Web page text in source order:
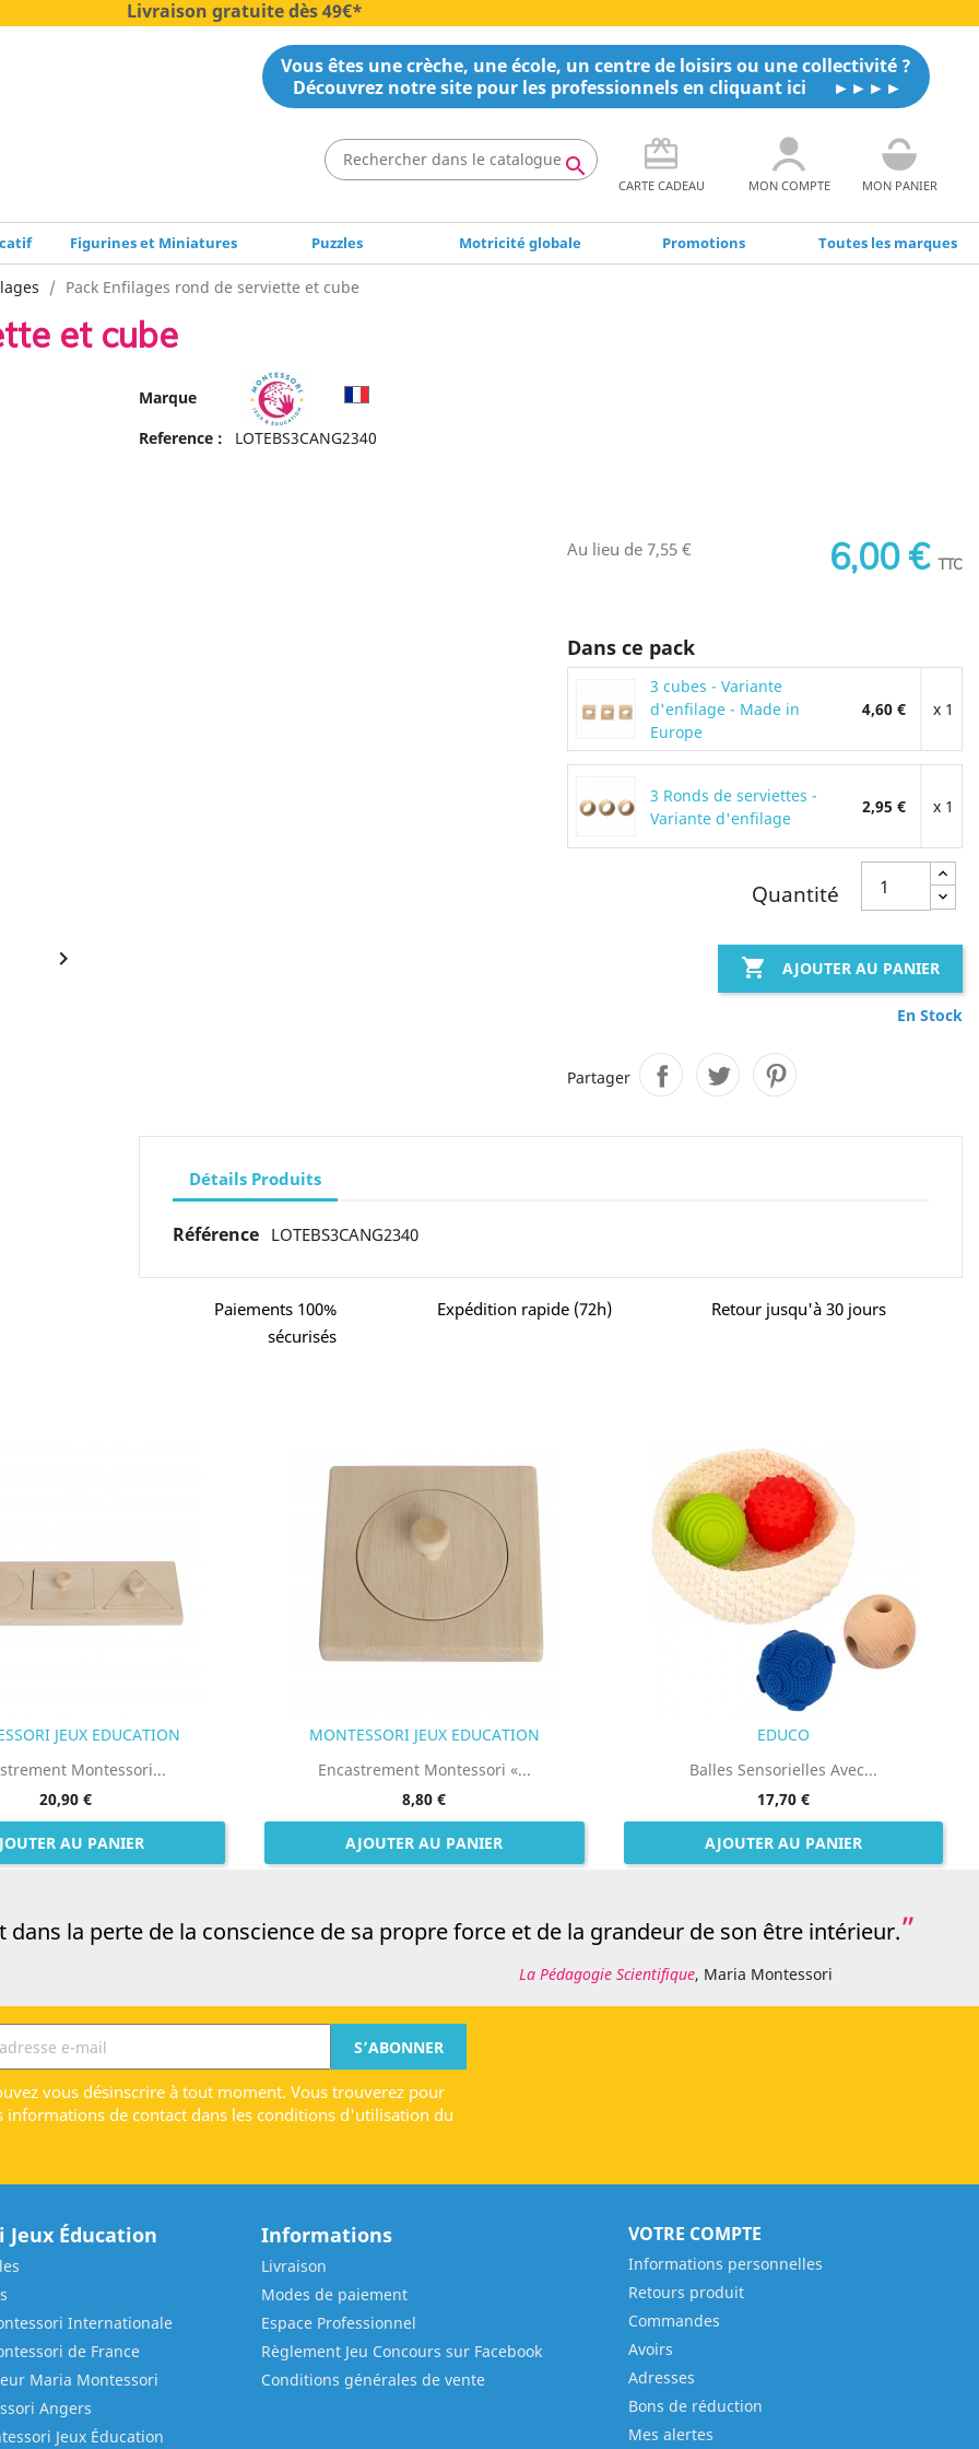
Livraison gratuite dès 49€*
Vous êtes une crèche, une école, un centre de loisirs ou une collectivité ?
Découvrez notre site pour les professionnels en cliquant ici

CARTE CADEAU MON COMPTE MON PANIER
Figurines et Miniatures Puzzles Motricité globale Promotions Toutes les marques
Pack Enfilages rond de serviette et cube
et cube

Marque
Reference :
LOTEBS3CANG2340
6,00 € TTC
Au lieu de 7,55 €
Dans ce pack
3 cubes - Variante
d'enfilage - Made in
Europe
4,60 € x 1
3 Ronds de serviettes -
Variante d'enfilage
2,95 € x 1
Quantité
 AJOUTER AU PANIER
En Stock
Partager
Détails Produits
Référence LOTEBS3CANG2340
Paiements 100%
sécurisés
Expédition rapide (72h) Retour jusqu'à 30 jours
JEUX EDUCATION
Montessori...
20,90 €
AU PANIER
MONTESSORI JEUX EDUCATION
Encastrement Montessori «...
8,80 €
AJOUTER AU PANIER
EDUCO
Balles Sensorielles Avec...
17,70 €
AJOUTER AU PANIER
la perte de la conscience de sa propre force et de la grandeur de son être intérieur.
La Pédagogie Scientifique, Maria Montessori
vous désinscrire à tout moment. Vous trouverez pour
informations de contact dans les conditions d'utilisation du
Éducation
Internationale
de France
Maria Montessori
Angers
Jeux Éducation
Informations
Livraison
Modes de paiement
Espace Professionnel
Règlement Jeu Concours sur Facebook
Conditions générales de vente
VOTRE COMPTE
Informations personnelles
Retours produit
Commandes
Avoirs
Adresses
Bons de réduction
Mes alertes